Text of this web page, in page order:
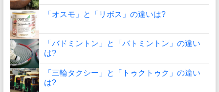
「オスモ」と「リボス」の違いは?
「バドミントン」と「バトミントン」の違い
は?
「三輪タクシー」と「トゥクトゥク」の違い
は?